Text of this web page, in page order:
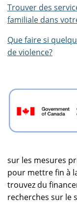
Trouver des
familiale dans
Que faire si
de violence?
sur les mesures
pour mettre fin à
trouvez du
recherches sur le